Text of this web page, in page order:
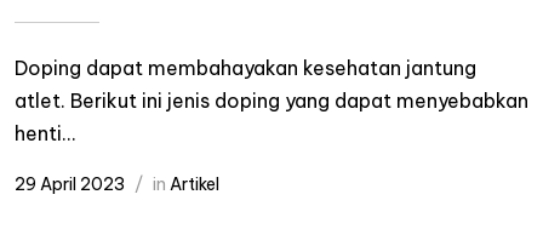
Doping dapat membahayakan kesehatan jantung
atlet. Berikut ini jenis doping yang dapat menyebabkan
henti...
29 April 2023 in Artikel